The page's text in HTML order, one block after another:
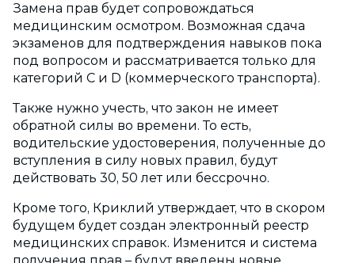
Замена прав будет сопровождаться
медицинским осмотром. Возможная сдача
экзаменов для подтверждения навыков пока
под вопросом и рассматривается только для
категорий C и D (коммерческого транспорта).
Также нужно учесть, что закон не имеет
обратной силы во времени. То есть,
водительские удостоверения, полученные до
вступления в силу новых правил, будут
действовать 30, 50 лет или бессрочно.
Кроме того, Криклий утверждает, что в скором
будущем будет создан электронный реестр
медицинских справок. Изменится и система